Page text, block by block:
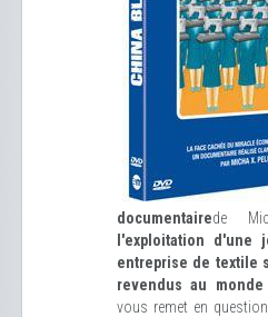
documentairede
l'exploitation d'une
entreprise de textile
revendus au
vous remet en